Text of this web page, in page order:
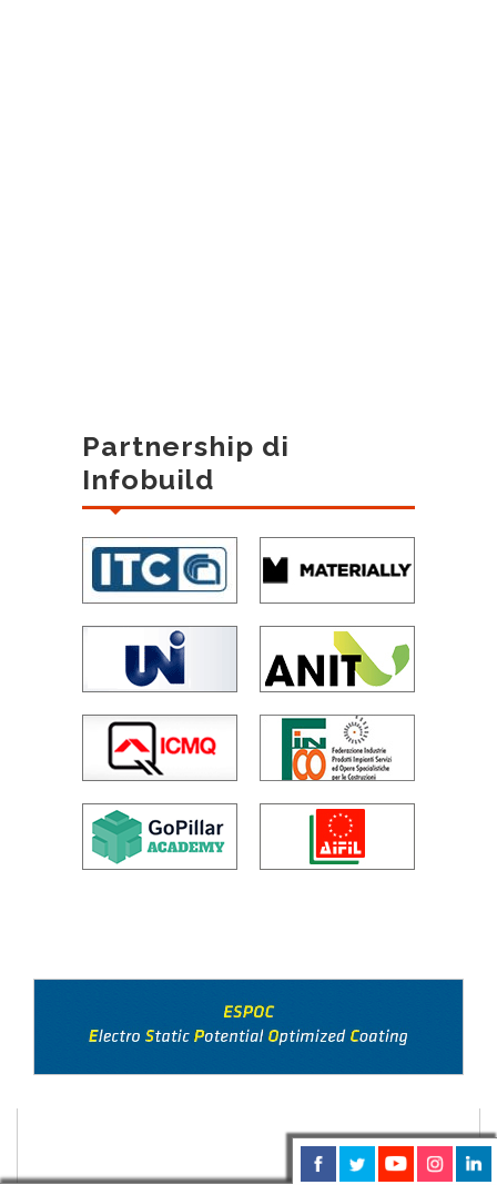
Partnership di
Infobuild